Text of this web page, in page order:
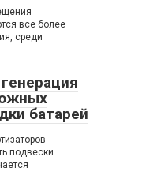
все более
среди
батарей
подвески